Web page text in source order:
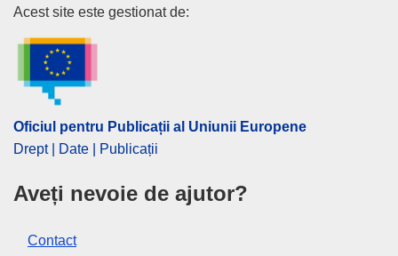
Subiecte:Agenția Europeană de Apărare
instituțională
CELEX : 32015D1835
ELI :
OJ : JOL_2015_266_R_0008
IMMC : 20151005-020:ST 7544 2015 INIT
Oficiul pentru Publicații al
Acest site este gestionat de:
Oficiul pentru Publicații al Uniunii Europene
Drept | Date | Publicații
Aveți nevoie de ajutor?
Contact